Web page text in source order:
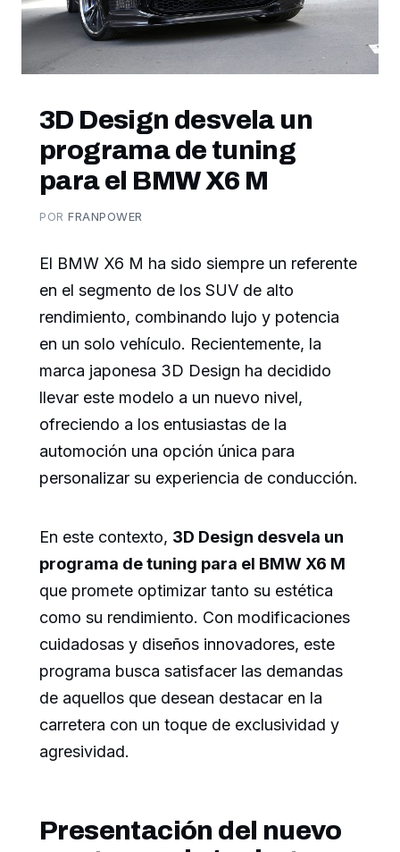
3D Design desvela un
programa de tuning
para el BMW X6 M
PORFRANPOWER
El BMW X6 M ha sido siempre un referente
en el segmento de los SUV de alto
rendimiento, combinando lujo y potencia
en un solo vehículo. Recientemente, la
marca japonesa 3D Design ha decidido
llevar este modelo a un nuevo nivel,
ofreciendo a los entusiastas de la
automoción una opción única para
personalizar su experiencia de conducción.
En este contexto, 3D Design desvela un
programa de tuning para el BMW X6 M
que promete optimizar tanto su estética
como su rendimiento. Con modificaciones
cuidadosas y diseños innovadores, este
programa busca satisfacer las demandas
de aquellos que desean destacar en la
carretera con un toque de exclusividad y
agresividad.
Presentación del nuevo